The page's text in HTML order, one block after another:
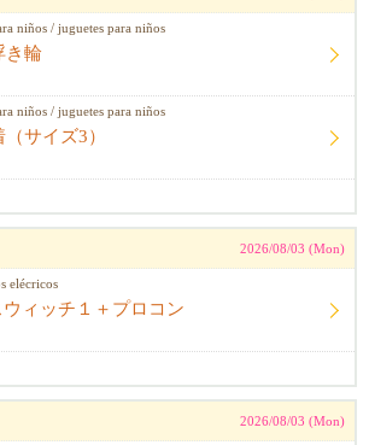
niños / juguetes para niños
き輪
niños / juguetes para niños
サイズ3）
2026/08/03 (Mon)
elécricos
ウィッチ１＋プロコン
2026/08/03 (Mon)